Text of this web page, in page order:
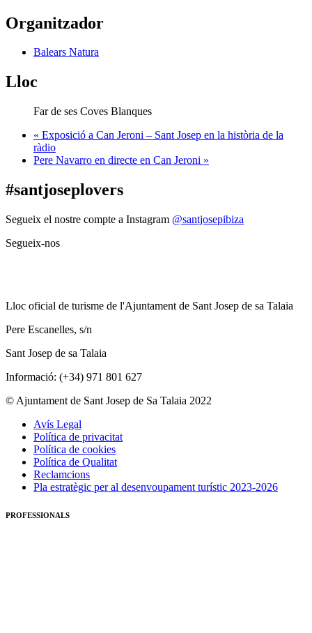
Organitzador
Balears Natura
Lloc
Far de ses Coves Blanques
« Exposició a Can Jeroni – Sant Josep en la història de la
ràdio
Pere Navarro en directe en Can Jeroni »
#santjoseplovers
Segueix el nostre compte a Instagram @santjosepibiza
Segueix-nos
Lloc oficial de turisme de l'Ajuntament de Sant Josep de sa Talaia
Pere Escanelles, s/n
Sant Josep de sa Talaia
Informació: (+34) 971 801 627
© Ajuntament de Sant Josep de Sa Talaia 2022
Avís Legal
Política de privacitat
Política de cookies
Política de Qualitat
Reclamcions
Pla estratègic per al desenvoupament turístic 2023-2026
PROFESSIONALS